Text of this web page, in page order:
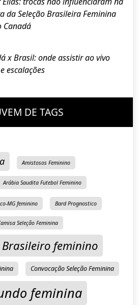
da Seleção Brasileira Feminina
Canadá
x Brasil: onde assistir ao vivo
escalações
DE TAGS
Amistosos Feminino
Arábia Saudita Futebol Feminino
MG feminino Bard Prognostico
Seleção Feminina
feminino
Convocação Seleção Feminina
feminina